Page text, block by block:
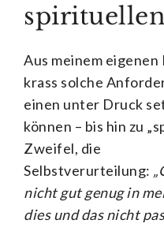
Aus meinem
krass solche
einen unter Druck
können – bis hin zu
Zweifel, die
Selbstverurteilung:
nicht gut genug in
dies und das nicht